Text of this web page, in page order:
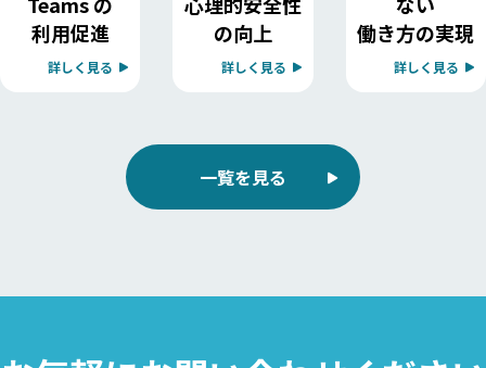
利用促進
詳しく見る
の向上
詳しく見る
働き方の実現
詳しく見る
一覧を見る